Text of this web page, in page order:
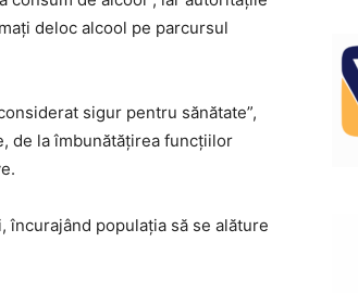
deloc alcool pe parcursul
sigur pentru sănătate”,
de la îmbunătățirea funcțiilor
încurajând populația să se alăture